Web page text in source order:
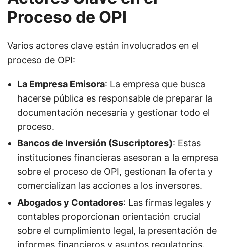
Proceso de OPI
Varios actores clave están involucrados en el
proceso de OPI:
La Empresa Emisora: La empresa que busca
hacerse pública es responsable de preparar la
documentación necesaria y gestionar todo el
proceso.
Bancos de Inversión (Suscriptores): Estas
instituciones financieras asesoran a la empresa
sobre el proceso de OPI, gestionan la oferta y
comercializan las acciones a los inversores.
Abogados y Contadores: Las firmas legales y
contables proporcionan orientación crucial
sobre el cumplimiento legal, la presentación de
informes financieros y asuntos regulatorios.